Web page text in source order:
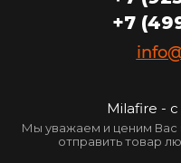
+7
Milafire -
Мы уважаем и ценим Вас
отправить товар